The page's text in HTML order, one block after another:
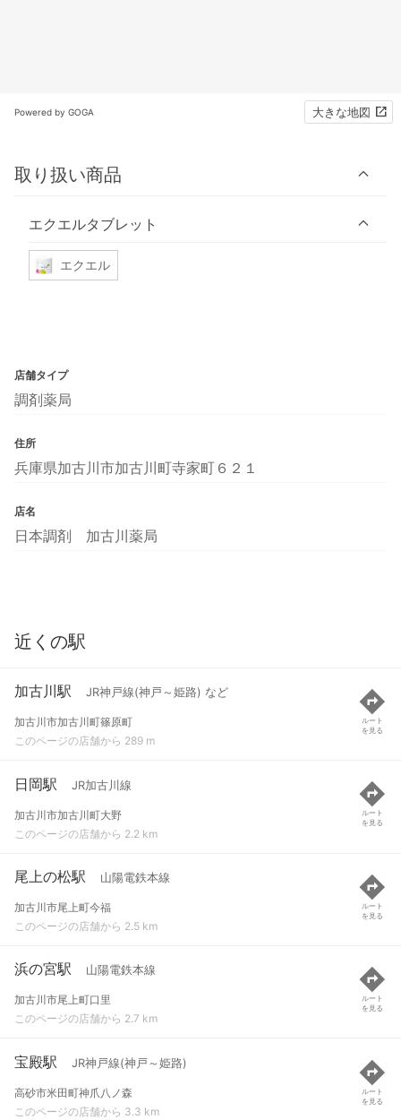
Powered by GOGA 大きな地図
取り扱い商品
エクエルタブレット
エクエル
店舗タイプ
調剤薬局
住所
兵庫県加古川市加古川町寺家町６２１
店名
日本調剤 加古川薬局
近くの駅
加古川駅 JR神戸線(神戸～姫路) など
加古川市加古川町篠原町
このページの店舗から 289 m
ルート
を見る
日岡駅 JR加古川線
加古川市加古川町大野
このページの店舗から 2.2 km
ルート
を見る
尾上の松駅 山陽電鉄本線
加古川市尾上町今福
このページの店舗から 2.5 km
ルート
を見る
浜の宮駅 山陽電鉄本線
加古川市尾上町口里
このページの店舗から 2.7 km
ルート
を見る
宝殿駅 JR神戸線(神戸～姫路)
高砂市米田町神爪八ノ森
このページの店舗から 3.3 km
ルート
を見る